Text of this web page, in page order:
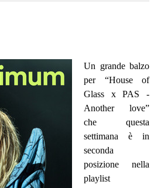
Un grande balzo
per “House of
Glass x PAS -
Another love”
che questa
settimana è in
seconda
posizione nella
playlist